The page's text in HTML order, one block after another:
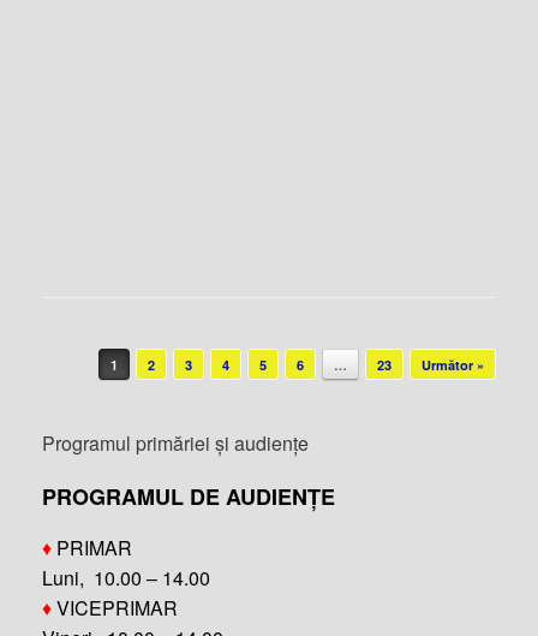
Post navigation
1 2 3 4 5 6 … 23 Următor »
Programul primăriei și audiențe
PROGRAMUL DE AUDIENȚE
♦ PRIMAR
Luni, 10.00 – 14.00
♦VICEPRIMAR